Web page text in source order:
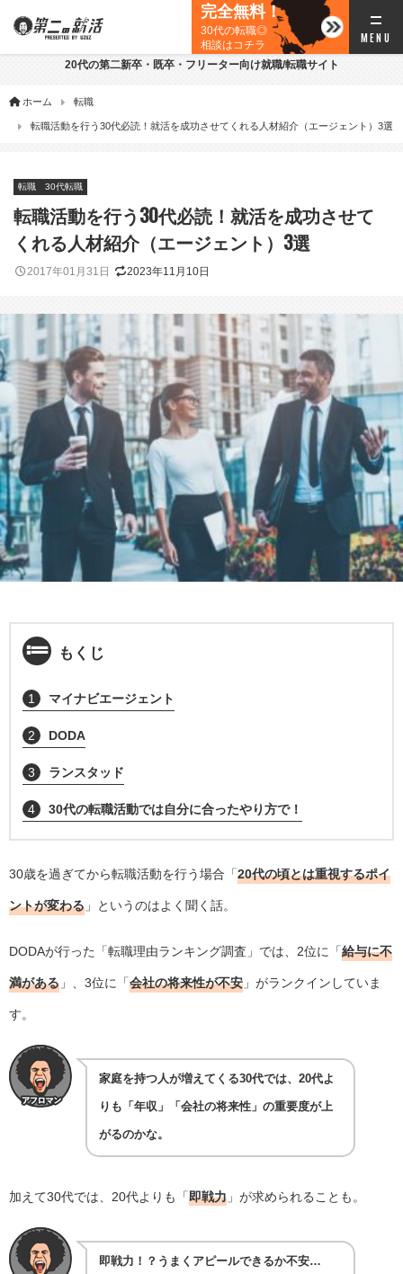
完全無料！
30代の転職◎
相談はコチラ
20代の第二新卒・既卒・フリーター向け就職/転職サイト
ホーム 転職
転職活動を行う30代必読！就活を成功させてくれる人材紹介（エージェント）3選
転職 30代転職
転職活動を行う30代必読！就活を成功させて
くれる人材紹介（エージェント）3選
2017年01月31日 2023年11月10日
もくじ
1 マイナビエージェント
2 DODA
3 ランスタッド
4 30代の転職活動では自分に合ったやり方で！
30歳を過ぎてから転職活動を行う場合「20代の頃とは重視するポイ
ントが変わる 」というのはよく聞く話。
DODAが行った「転職理由ランキング調査」では、2位に「給与に不
満がある 」、3位に「会社の将来性が不安 」がランクインしていま
す。
家庭を持つ人が増えてくる30代では、20代よ
りも「年収」「会社の将来性」の重要度が上
がるのかな。
加えて30代では、20代よりも「即戦力 」が求められることも。
即戦力！？うまくアピールできるか不安…